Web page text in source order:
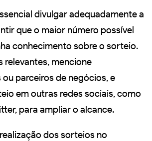
divulgar adequadamente a
que o maior número possível
conhecimento sobre o sorteio.
relevantes, mencione
parceiros de negócios, e
em outras redes sociais, como
para ampliar o alcance.
dos sorteios no